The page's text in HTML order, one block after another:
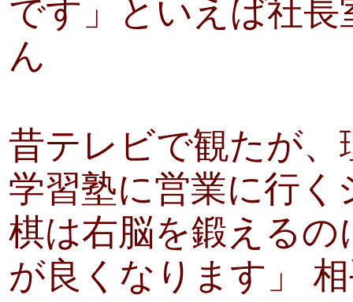
です」といえば社
ん
昔テレビで観たが
学習塾に営業に行
棋は右脳を鍛える
が良くなります」